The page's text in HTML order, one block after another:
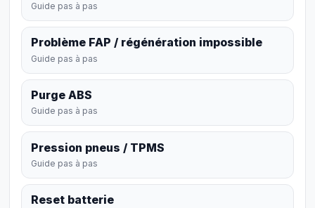
Guide pas à pas
Problème FAP / régénération impossible
Guide pas à pas
Purge ABS
Guide pas à pas
Pression pneus / TPMS
Guide pas à pas
Reset batterie